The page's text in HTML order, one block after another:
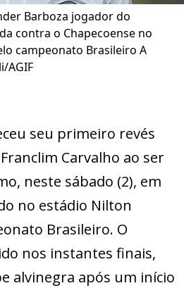
Barboza jogador do
contra o Chapecoense no
campeonato Brasileiro A
AGIF
seu primeiro revés
Carvalho ao ser
neste sábado (2), em
no estádio Nilton
Brasileiro. O
nos instantes finais,
alvinegra após um início